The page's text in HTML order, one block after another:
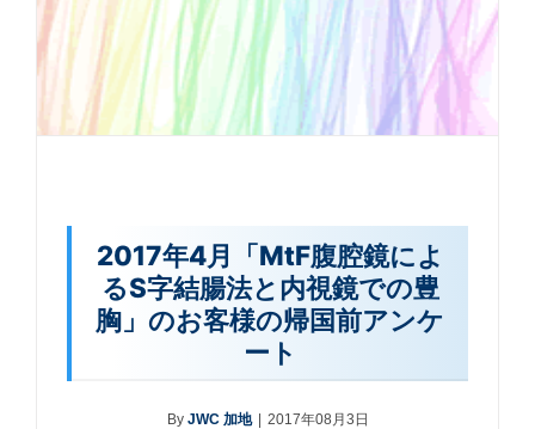
2017年4月「MtF腹腔鏡によ
るS字結腸法と内視鏡での豊
胸」のお客様の帰国前アンケ
ート
By JWC 加地 | 2017年08月3日